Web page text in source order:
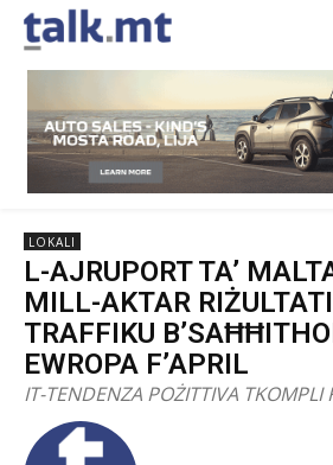
LOKALI
L-AJRUPORT TA’
MILL-AKTAR
TRAFFIKU
EWROPA F’APRIL
IT-TENDENZA POŻITTIVA TKOMPLI